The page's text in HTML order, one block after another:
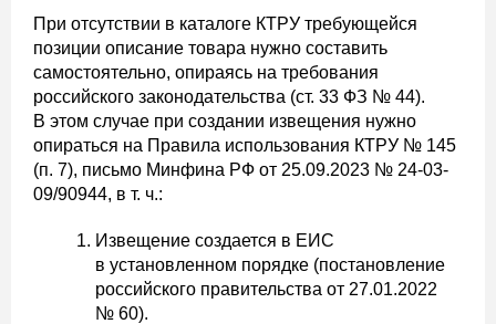
При отсутствии в каталоге КТРУ требующейся
позиции описание товара нужно составить
самостоятельно, опираясь на требования
российского законодательства (ст. 33 ФЗ № 44).
В этом случае при создании извещения нужно
опираться на Правила использования КТРУ № 145
(п. 7), письмо Минфина РФ от 25.09.2023 № 24-03-
09/90944, в т. ч.:
Извещение создается в ЕИС
в установленном порядке (постановление
российского правительства от 27.01.2022
№ 60).